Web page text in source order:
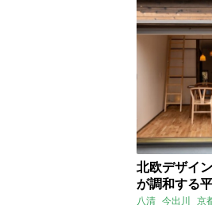
北欧デザイ
が調和する
八清 今出川 京